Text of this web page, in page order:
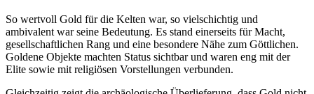
So wertvoll Gold für die Kelten war, so vielschichtig und
ambivalent war seine Bedeutung. Es stand einerseits für Macht,
gesellschaftlichen Rang und eine besondere Nähe zum Göttlichen.
Goldene Objekte machten Status sichtbar und waren eng mit der
Elite sowie mit religiösen Vorstellungen verbunden.